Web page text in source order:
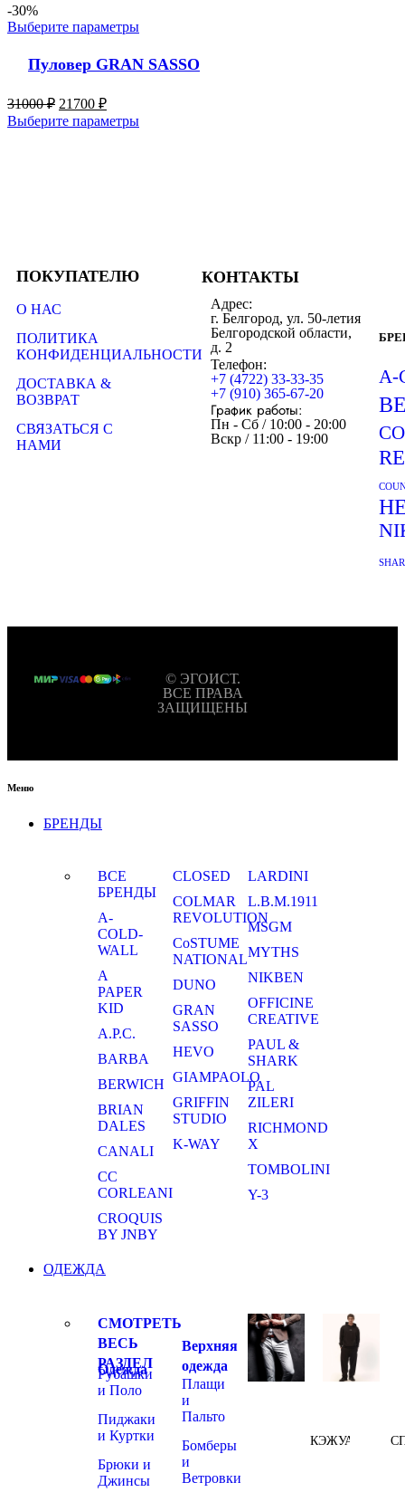
-30%
Выберите параметры
Пуловер GRAN SASSO
31000₽ 21700 ₽
Выберите параметры
ПОКУПАТЕЛЮ
О НАС
ПОЛИТИКА
КОНФИДЕНЦИАЛЬНОСТИ
ДОСТАВКА &
ВОЗВРАТ
СВЯЗАТЬСЯ С
НАМИ
КОНТАКТЫ
Адрес:
г. Белгород, ул. 50-летия
Белгородской области,
д. 2
Телефон:
+7 (4722) 33-33-35
+7 (910) 365-67-20
График работы:
Пн - Сб / 10:00 - 20:00
Вскр / 11:00 - 19:00
A-
© ЭГОИСТ.
ВСЕ ПРАВА
ЗАЩИЩЕНЫ
Меню
БРЕНДЫ
ВСЕ
БРЕНДЫ
A-
COLD-
WALL
A
PAPER
KID
A.P.C.
BARBA
BERWICH
BRIAN
DALES
CANALI
CC
CORLEANI
CROQUIS
BY JNBY
CLOSED
COLMAR
REVOLUTION
CoSTUME
NATIONAL
DUNO
GRAN
SASSO
HEVO
GIAMPAOLO
GRIFFIN
STUDIO
K-WAY
LARDINI
L.B.M.1911
MSGM
MYTHS
NIKBEN
OFFICINE
CREATIVE
PAUL &
SHARK
PAL
ZILERI
RICHMOND
X
TOMBOLINI
Y-3
ОДЕЖДА
СМОТРЕТЬ
ВЕСЬ
РАЗДЕЛ
Одежда
Рубашки
и Поло
Пиджаки
и Куртки
Брюки и
Джинсы
Верхняя
одежда
Плащи
и
Пальто
Бомберы
и
Ветровки
КЭЖУАЛ